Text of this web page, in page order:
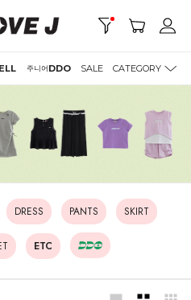
주니어DDO SALE CATEGORY
DRESS PANTS SKIRT
ETC